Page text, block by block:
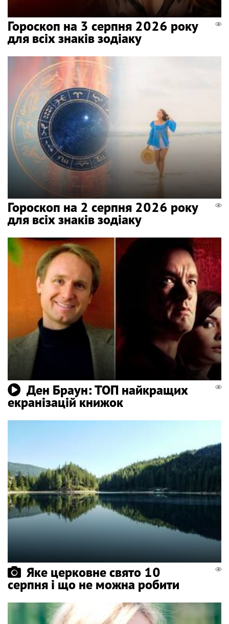
Гороскоп на 3 серпня 2026 року
для всіх знаків зодіаку
Гороскоп на 2 серпня 2026 року
для всіх знаків зодіаку
Ден Браун: ТОП найкращих
екранізацій книжок
Яке церковне свято 10
серпня і що не можна робити